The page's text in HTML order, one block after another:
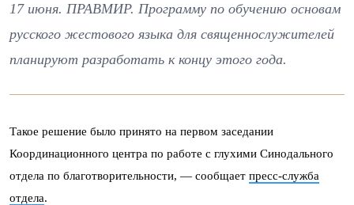
17 июня. ПРАВМИР. Программу по обучению основам
русского жестового языка для священнослужителей
планируют разработать к концу этого года.
Такое решение было принято на первом заседании
Координационного центра по работе с глухими Синодального
отдела по благотворительности, — сообщает пресс-служба
отдела.